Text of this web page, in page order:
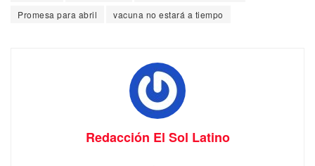
Promesa para abril
vacuna no estará a tiempo
Redacción El Sol Latino